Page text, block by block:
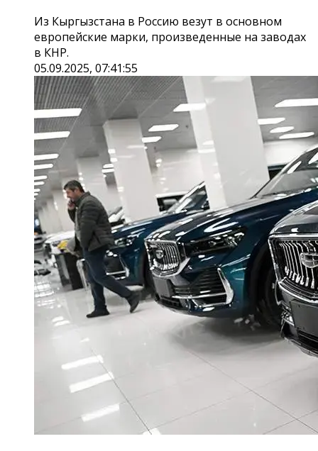
Из Кыргызстана в Россию везут в основном
европейские марки, произведенные на заводах
в КНР.
05.09.2025, 07:41:55